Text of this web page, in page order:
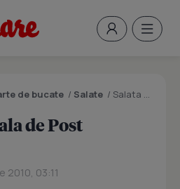
de bucate / Salate / Salata Orientala de Post
de Post
2010, 03:11